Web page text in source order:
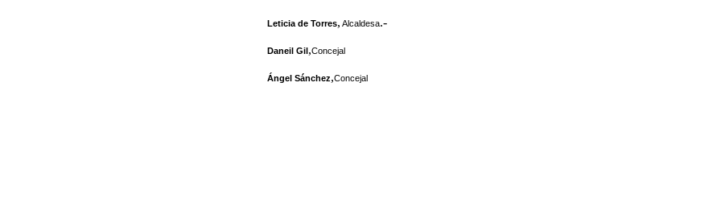
Leticia de Torres, Alcaldesa.-
Daneil Gil,Concejal
Ángel Sánchez,Concejal